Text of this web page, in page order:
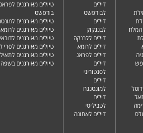
המלח
דילים
לבודפשט
דילים
לבנגקוק
דילים ללרנקה
דילים לרומא
דילים לפראג
דילים
לסנטוריני
דילים
למונטנגרו
דילים
לטביליסי
דילים לאתונה
טיולים מאורגנים
בודפשט
טיולים מאורגנים
טיולים מאורגנים
טיולים מאורגנים לדובאי
טיולים מאורגנים לסרי
טיולים מאורגנים
טיולים מאורגנים